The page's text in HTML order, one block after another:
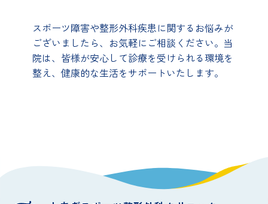
スポーツ障害や整形外科疾患に関するお悩みが
ございましたら、お気軽にご相談ください。当
院は、皆様が安心して診療を受けられる環境を
整え、健康的な生活をサポートいたします。